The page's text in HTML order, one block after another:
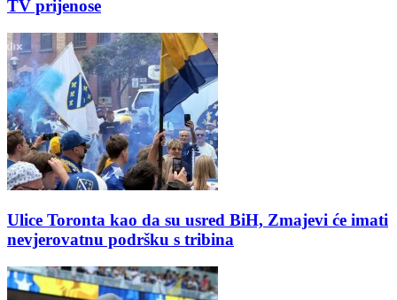
TV prijenose
Ulice Toronta kao da su usred BiH, Zmajevi će imati
nevjerovatnu podršku s tribina